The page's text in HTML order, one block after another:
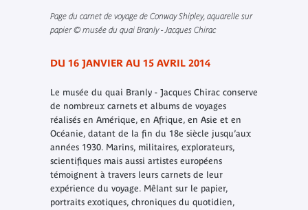
Page du carnet de voyage de Conway Shipley, aquarelle sur
papier © musée du quai Branly - Jacques Chirac
DU 16 JANVIER AU 15 AVRIL 2014
Le musée du quai Branly - Jacques Chirac conserve
de nombreux carnets et albums de voyages
réalisés en Amérique, en Afrique, en Asie et en
Océanie, datant de la fin du 18e siècle jusqu’aux
années 1930. Marins, militaires, explorateurs,
scientifiques mais aussi artistes européens
témoignent à travers leurs carnets de leur
expérience du voyage. Mêlant sur le papier,
portraits exotiques, chroniques du quotidien,